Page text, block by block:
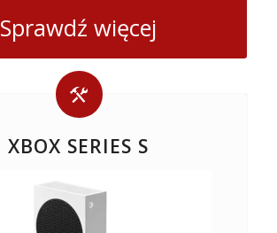
Sprawdź więcej
XBOX SERIES S